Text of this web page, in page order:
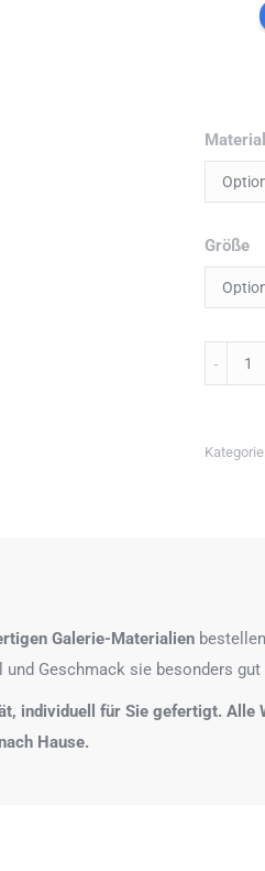
Material
Größe
Menge
Kategorie:
Galerie-Materialien
Geschmack sie besonders
individuell für Sie gefertigt.
Hause.